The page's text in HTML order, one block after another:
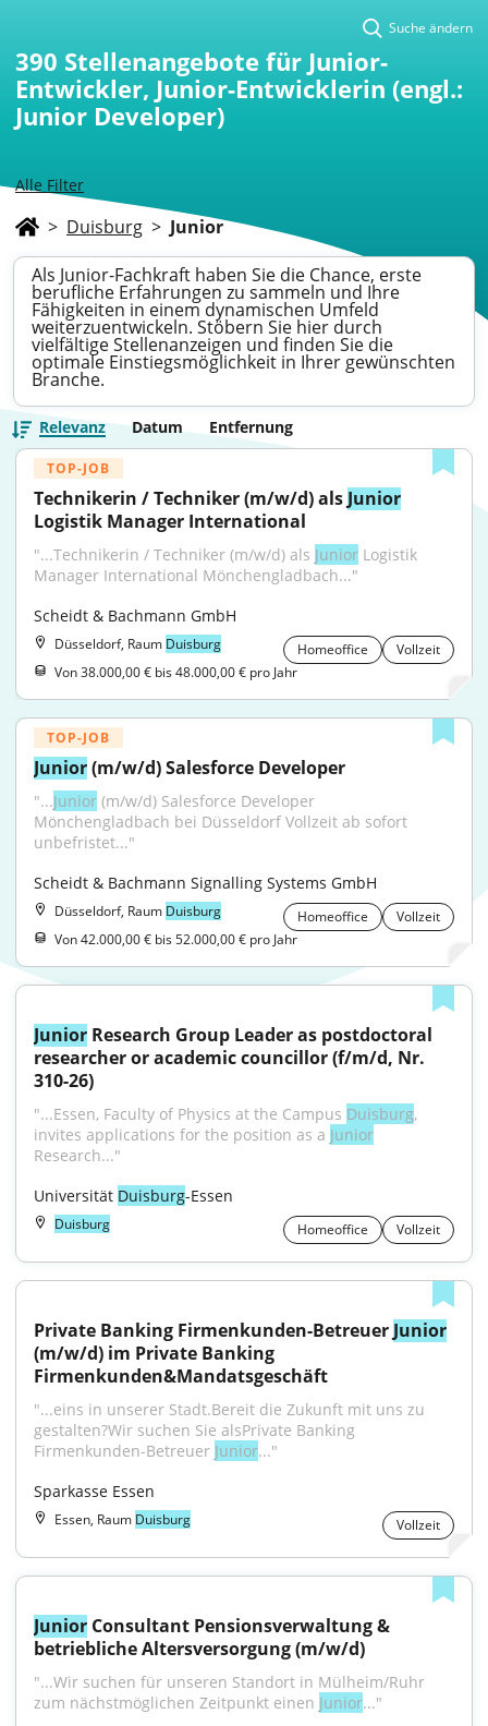
Alle Filter
Suche ändern
390 Stellenangebote für Junior-
Entwickler, Junior-Entwicklerin (engl.:
Junior Developer)
> Duisburg > Junior
Als Junior-Fachkraft haben Sie die Chance, erste
berufliche Erfahrungen zu sammeln und Ihre
Fähigkeiten in einem dynamischen Umfeld
weiterzuentwickeln. Stöbern Sie hier durch
vielfältige Stellenanzeigen und finden Sie die
optimale Einstiegsmöglichkeit in Ihrer gewünschten
Branche.
Relevanz Datum Entfernung
TOP-JOB
Technikerin / Techniker (m/w/d) als Junior
Logistik Manager International
"...Technikerin / Techniker (m/w/d) als Junior Logistik
Manager International Mönchengladbach..."
Scheidt & Bachmann GmbH
Düsseldorf, Raum Duisburg Homeoffice
Vollzeit
Von 38.000,00 € bis 48.000,00 € pro Jahr
TOP-JOB
Junior (m/w/d) Salesforce Developer
"...Junior (m/w/d) Salesforce Developer
Mönchengladbach bei Düsseldorf Vollzeit ab sofort
unbefristet..."
Scheidt & Bachmann Signalling Systems GmbH
Düsseldorf, Raum Duisburg Homeoffice
Vollzeit
Von 42.000,00 € bis 52.000,00 € pro Jahr
Junior Research Group Leader as postdoctoral
researcher or academic councillor (f/m/d, Nr.
310-26)
"...Essen, Faculty of Physics at the Campus Duisburg,
invites applications for the position as a Junior
Research..."
Universität Duisburg-Essen
Duisburg Homeoffice Vollzeit
Private Banking Firmenkunden-Betreuer Junior
(m/w/d) im Private Banking
Firmenkunden&Mandatsgeschäft
"...eins in unserer Stadt.Bereit die Zukunft mit uns zu
gestalten?Wir suchen Sie alsPrivate Banking
Firmenkunden-Betreuer Junior..."
Sparkasse Essen
Essen, Raum Duisburg Vollzeit
Junior Consultant Pensionsverwaltung &
betriebliche Altersversorgung (m/w/d)
"...Wir suchen für unseren Standort in Mülheim/Ruhr
zum nächstmöglichen Zeitpunkt einen Junior..."